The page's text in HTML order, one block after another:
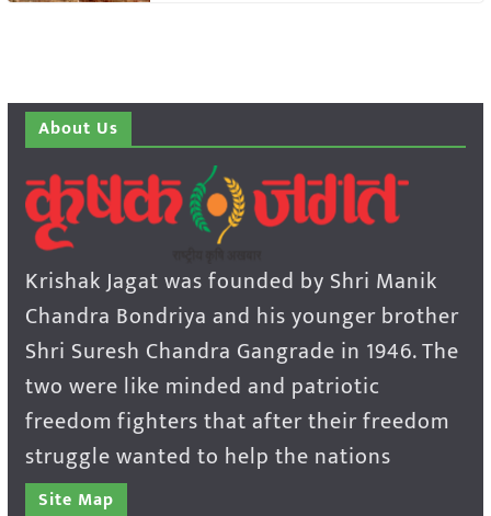
About Us
Krishak Jagat was founded by Shri Manik
Chandra Bondriya and his younger brother
Shri Suresh Chandra Gangrade in 1946. The
two were like minded and patriotic
freedom fighters that after their freedom
struggle wanted to help the nations
Site Map